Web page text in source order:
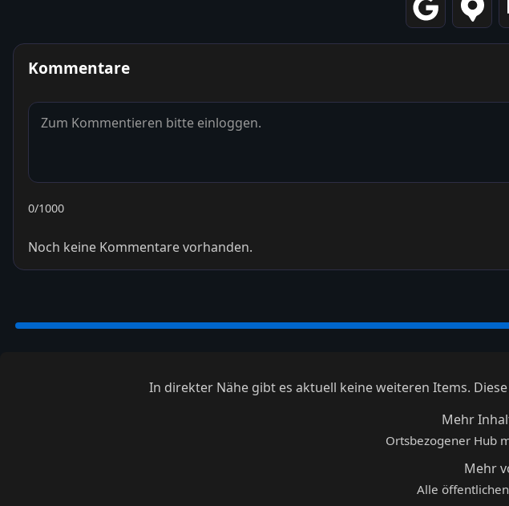
Kommentare
0/1000
Noch keine Kommentare vorhanden.
In direkter Nähe gibt es aktuell keine weiteren Items.
Mehr
Ortsbezogener Hub
Mehr
Alle